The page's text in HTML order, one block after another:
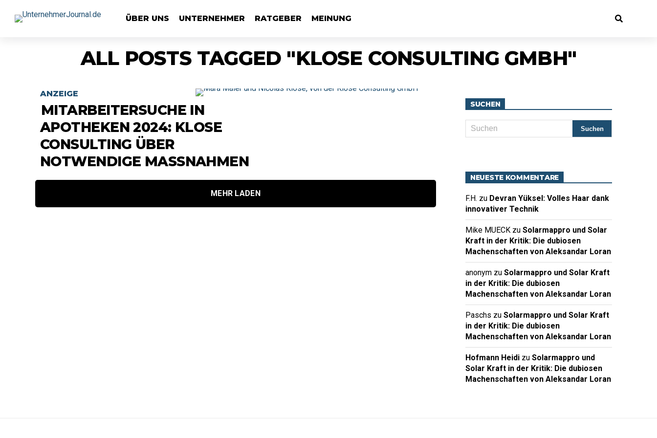
ÜBER UNS UNTERNEHMER RATGEBER MEINUNG
ALL POSTS TAGGED "KLOSE CONSULTING GMBH"
ANZEIGE
MITARBEITERSUCHE IN
APOTHEKEN 2024: KLOSE
CONSULTING ÜBER
NOTWENDIGE MASSNAHMEN
MEHR LADEN
SUCHEN
NEUESTE KOMMENTARE
F.H. zu Devran Yüksel: Volles Haar dank
innovativer Technik
Mike MUECK zu Solarmappro und Solar
Kraft in der Kritik: Die dubiosen
Machenschaften von Aleksandar Loran
anonym zu Solarmappro und Solar Kraft
in der Kritik: Die dubiosen
Machenschaften von Aleksandar Loran
Paschs zu Solarmappro und Solar Kraft
in der Kritik: Die dubiosen
Machenschaften von Aleksandar Loran
Hofmann Heidi zu Solarmappro und
Solar Kraft in der Kritik: Die dubiosen
Machenschaften von Aleksandar Loran